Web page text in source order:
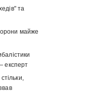
та
майже
експерт